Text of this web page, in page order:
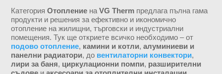
КатегорияОтопление наVG Therm предлага пълна гама
продукти и решения за ефективно и икономично
отопление на жилищни, търговски и индустриални
помещения. Тук ще откриете всичко необходимо – от
подово отопление, камини и котли,алуминиеви и
панелни радиатори, до вентилаторни конвектори,
лири за баня, циркулационни помпи, разширителни